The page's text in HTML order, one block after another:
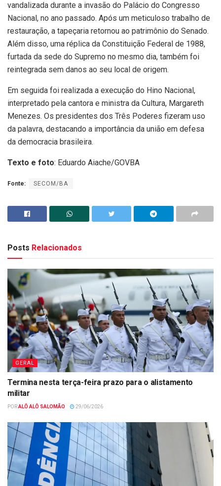
vandalizada durante a invasão do Palácio do Congresso
Nacional, no ano passado. Após um meticuloso trabalho de
restauração, a tapeçaria retornou ao patrimônio do Senado.
Além disso, uma réplica da Constituição Federal de 1988,
furtada da sede do Supremo no mesmo dia, também foi
reintegrada sem danos ao seu local de origem.
Em seguida foi realizada a execução do Hino Nacional,
interpretado pela cantora e ministra da Cultura, Margareth
Menezes. Os presidentes dos Três Poderes fizeram uso
da palavra, destacando a importância da união em defesa
da democracia brasileira.
Texto e foto: Eduardo Aiache/GOVBA
Fonte: SECOM/BA
Posts Relacionados
GERAL
Termina nesta terça-feira prazo para o alistamento
militar
PORALÔ ALÔ SALOMÃO 29/06/2026